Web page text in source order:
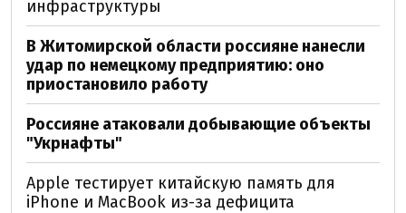
инфраструктуры
В Житомирской области россияне нанесли
удар по немецкому предприятию: оно
приостановило работу
Россияне атаковали добывающие объекты
"Укрнафты"
Apple тестирует китайскую память для
iPhone и MacBook из-за дефицита